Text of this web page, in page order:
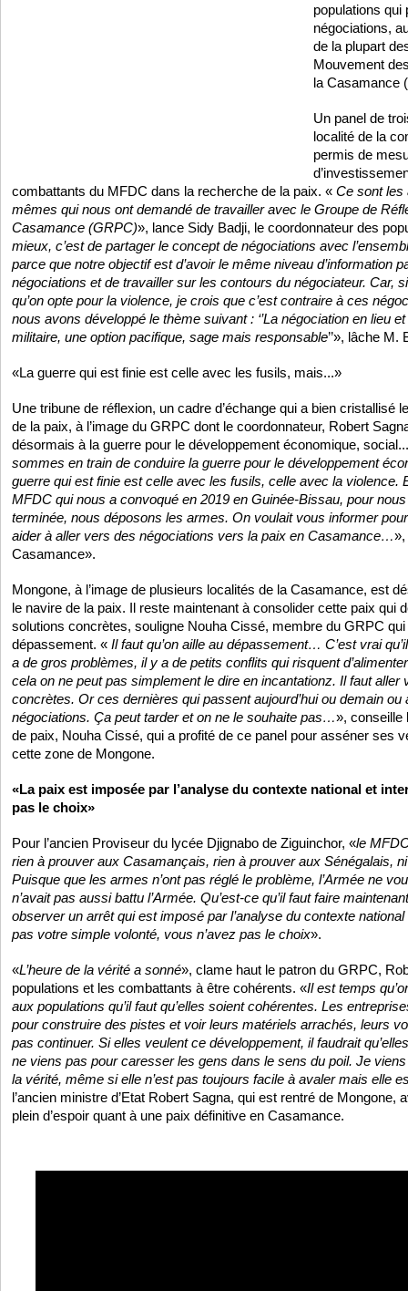
populations qui
négociations,
de la plupart
Mouvement
la Casamance
Un panel de
localité de la
permis de
combattants du MFDC dans la recherche de la paix. «Ce sont les
mêmes qui nous ont demandé de travailler avec le Groupe de
Casamance (GRPC)», lance Sidy Badji, le coordonnateur des
mieux, c’est de partager le concept de négociations avec
parce que notre objectif est d’avoir le même niveau d’information
négociations et de travailler sur les contours du négociateur. Car,
qu’on opte pour la violence, je crois que c’est contraire à ces
nous avons développé le thème suivant : ‘’La négociation en lieu
militaire, une option pacifique, sage mais responsable’’», lâche M.
«La guerre qui est finie est celle avec les fusils, mais...»
Une tribune de réflexion, un cadre d’échange qui a bien cristallisé
de la paix, à l’image du GRPC dont le coordonnateur, Robert
désormais à la guerre pour le développement économique,
sommes en train de conduire la guerre pour le développement
guerre qui est finie est celle avec les fusils, celle avec la violence.
MFDC qui nous a convoqué en 2019 en Guinée-Bissau, pour
terminée, nous déposons les armes. On voulait vous informer
aider à aller vers des négociations vers la paix en Casamance…
Casamance».
Mongone, à l’image de plusieurs localités de la Casamance, est
le navire de la paix. Il reste maintenant à consolider cette paix qui
solutions concrètes, souligne Nouha Cissé, membre du GRPC qui
dépassement. «Il faut qu’on aille au dépassement… C’est vrai
a de gros problèmes, il y a de petits conflits qui risquent
cela on ne peut pas simplement le dire en incantationz. Il faut aller
concrètes. Or ces dernières qui passent aujourd’hui ou demain
négociations. Ça peut tarder et on ne le souhaite pas…», conseille
de paix, Nouha Cissé, qui a profité de ce panel pour asséner ses
cette zone de Mongone.
«La paix est imposée par l’analyse du contexte national et
pas le choix»
Pour l’ancien Proviseur du lycée Djignabo de Ziguinchor, «le
rien à prouver aux Casamançais, rien à prouver aux Sénégalais,
Puisque que les armes n’ont pas réglé le problème, l’Armée ne
n’avait pas aussi battu l’Armée. Qu’est-ce qu’il faut faire
observer un arrêt qui est imposé par l’analyse du contexte national
pas votre simple volonté, vous n’avez pas le choix».
«L’heure de la vérité a sonné», clame haut le patron du GRPC,
populations et les combattants à être cohérents. «Il est temps
aux populations qu’il faut qu’elles soient cohérentes. Les
pour construire des pistes et voir leurs matériels arrachés, leurs
pas continuer. Si elles veulent ce développement, il faudrait
ne viens pas pour caresser les gens dans le sens du poil. Je viens
la vérité, même si elle n’est pas toujours facile à avaler mais elle
l’ancien ministre d’Etat Robert Sagna, qui est rentré de Mongone,
plein d’espoir quant à une paix définitive en Casamance.